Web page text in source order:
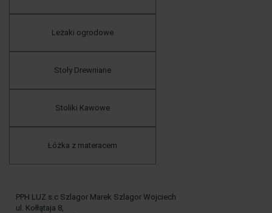
Leżaki ogrodowe
Stoły Drewniane
Stoliki Kawowe
Łóżka z materacem
PPH LUZ s.c Szlagor Marek Szlagor Wojciech
ul. Kołłątaja 8,